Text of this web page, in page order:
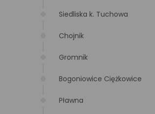
Siedliska k. Tuchowa
Chojnik
Gromnik
Bogoniowice Ciężkowice
Pławna